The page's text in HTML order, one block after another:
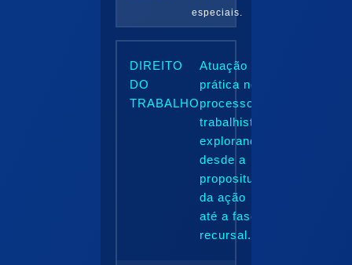
especiais.
DIREITO
DO
TRABALHO
Atuação
prática no
processo
trabalhista,
explorando
desde a
propositura
da ação
até a fase
recursal.